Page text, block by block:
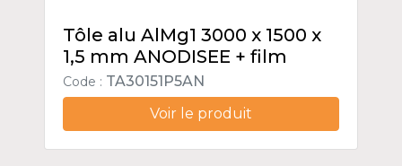
Tôle alu AlMg1 3000 x 1500 x
1,5 mm ANODISEE + film
Code : TA30151P5AN
Voir le produit